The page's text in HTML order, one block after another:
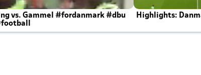
vs. Gammel #fordanmark #dbu
Highlights: